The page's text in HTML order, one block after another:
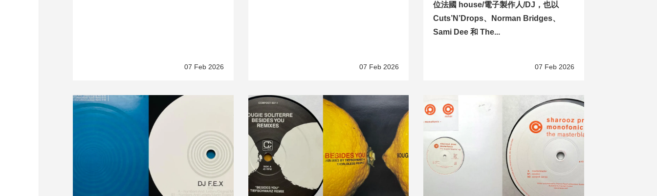
07 Feb 2026 07 Feb 2026
位法國 house/電子製作人/DJ，也以
Cuts’N’Drops、Norman Bridges、
Sami Dee 和 The...
07 Feb 2026